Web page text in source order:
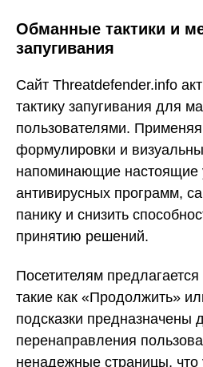
Обманные тактики и
запугивания
Сайт Threatdefender.info
тактику запугивания для
пользователями.
формулировки и
напоминающие настоящие
антивирусных программ,
панику и снизить
принятию решений.
Посетителям
такие как «Продолжить»
подсказки предназначены
перенаправления
ненадежные страницы, что